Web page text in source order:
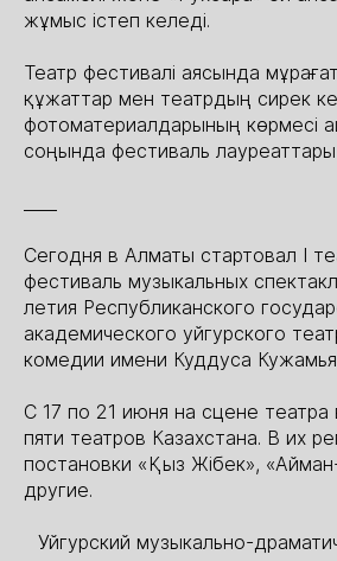
жұмыс істеп келеді.
Театр фестивалі аясында
құжаттар мен театрдың сирек
фотоматериалдарының көрмесі
соңында фестиваль
Сегодня в Алматы стартовал I
фестиваль музыкальных
летия Республиканского
академического уйгурского
комедии имени Куддуса
С 17 по 21 июня на сцене театра
пяти театров Казахстана. В их
постановки «Қыз Жібек»,
другие.
⠀Уйгурский музыкально-